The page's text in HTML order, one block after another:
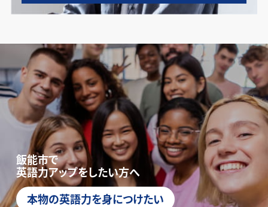
飯能市で
英語力アップをしたい方へ
本物の英語力を身につけたい